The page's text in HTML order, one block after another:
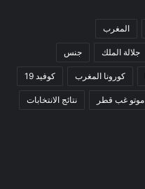
المغرب
جلالة الملك جنس
كورونا المغرب كوفيد 19
موتو غب قطر نتائج الانتخابات